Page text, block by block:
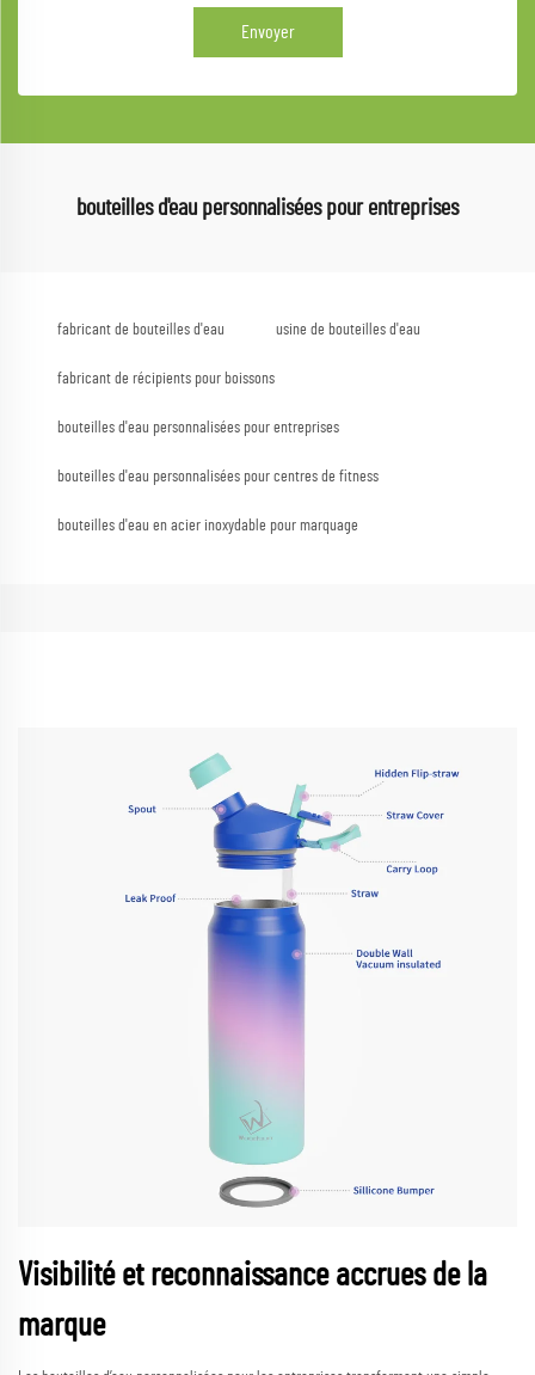
Envoyer
bouteilles d'eau personnalisées pour entreprises
fabricant de bouteilles d'eau usine de bouteilles d'eau
fabricant de récipients pour boissons
bouteilles d'eau personnalisées pour entreprises
bouteilles d'eau personnalisées pour centres de fitness
bouteilles d'eau en acier inoxydable pour marquage
Visibilité et reconnaissance accrues de la
marque